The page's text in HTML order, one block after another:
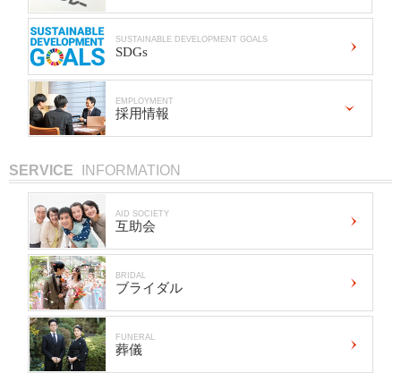
SUSTAINABLE DEVELOPMENT GOALS
SDGs
EMPLOYMENT
採用情報
SERVICE INFORMATION
AID SOCIETY
互助会
BRIDAL
ブライダル
FUNERAL
葬儀